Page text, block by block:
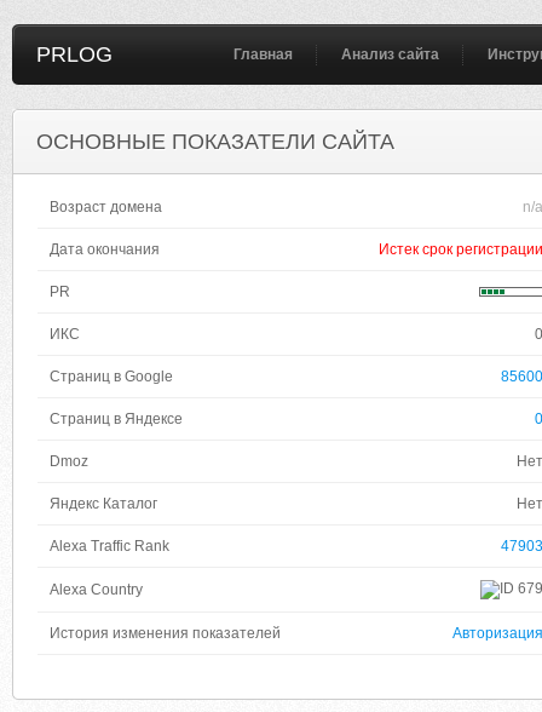
PRLOG Главная Анализ сайта
ОСНОВНЫЕ ПОКАЗАТЕЛИ САЙТА
Возраст домена n/a
Дата окончания Истек срок регистрации
PR
ИКС 0
Страниц в Google 85600
Страниц в Яндексе 0
Dmoz Нет
Яндекс Каталог Нет
Alexa Traffic Rank 47903
Alexa Country 679
История изменения показателей Авторизация